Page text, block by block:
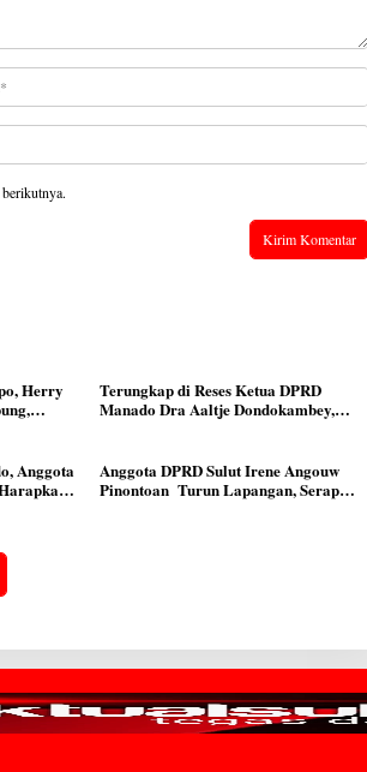
Herry
Terungkap di Reses Ketua DPRD
Manado Dra Aaltje Dondokambey,
DLH Manado
Anggota
Anggota DPRD Sulut Irene Angouw
Pinontoan Turun Lapangan, Serap